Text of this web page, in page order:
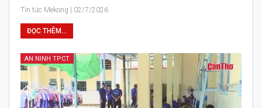
Tin tức Mekong | 02/7/2026
ĐỌC THÊM...
AN NINH TPCT